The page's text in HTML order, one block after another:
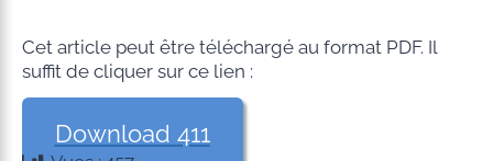
Cet article peut être téléchargé au format PDF. Il
suffit de cliquer sur ce lien :
Download 411